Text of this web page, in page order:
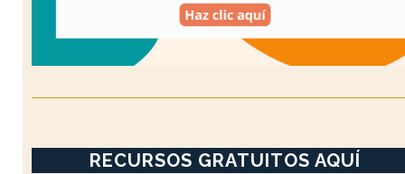
RECURSOS GRATUITOS AQUÍ